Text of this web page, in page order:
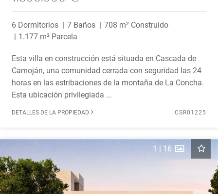
6 Dormitorios 7 Baños
708 m² Construido
1.177 m² Parcela
Esta villa en construcción está situada en Cascada de
Camoján, una comunidad cerrada con seguridad las 24
horas en las estribaciones de la montaña de La Concha.
Esta ubicación privilegiada ...
DETALLES DE LA PROPIEDAD CSR01225
1 | 16